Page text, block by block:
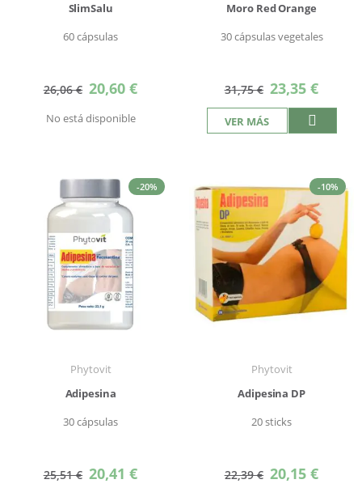
SlimSalu
60 cápsulas
26,06 € Precio
especial
20,60 €
No está disponible
Moro Red Orange
30 cápsulas vegetales
31,75 € Precio
especial
23,35 €
VER MÁS
-20%
Phytovit
Adipesina
30 cápsulas
25,51 € Precio
especial
20,41 €
-10%
Phytovit
Adipesina DP
20 sticks
22,39 € Precio
especial
20,15 €